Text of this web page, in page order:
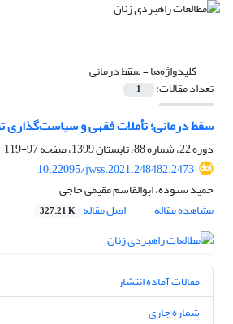
کلیدواژه‌ها =سقط درمانی
تعداد مقالات: 1
سقط درمانی؛ تأملات فقهی و سیاست‌گذاری
دوره 22، شماره 88، تابستان 1399، صفحه
97-119
10.22095/jwss.2021.248482.2473
حمید ستوده، ابوالقاسم مقیمی حاجی
مشاهده مقاله
اصل مقاله 327.21 K
مقالات آماده انتشار
شماره جاری